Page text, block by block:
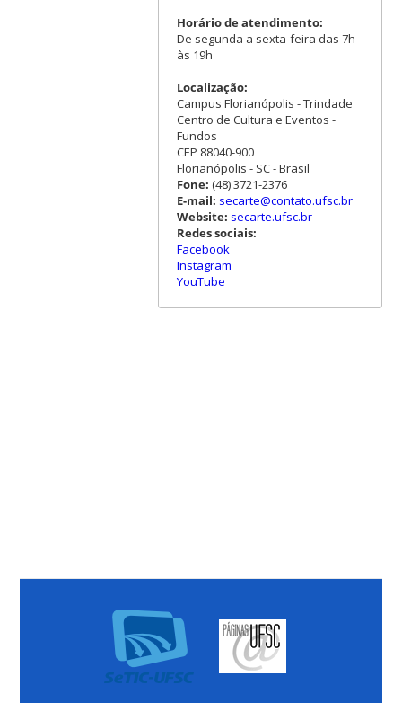
Horário de atendimento:
De segunda a sexta-feira das 7h
às 19h
Localização:
Campus Florianópolis - Trindade
Centro de Cultura e Eventos -
Fundos
CEP 88040-900
Florianópolis - SC - Brasil
Fone: (48) 3721-2376
E-mail: secarte@contato.ufsc.br
Website: secarte.ufsc.br
Redes sociais:
Facebook
Instagram
YouTube